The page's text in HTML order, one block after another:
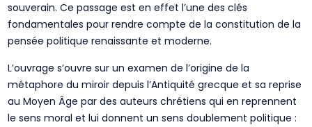
souverain. Ce passage est en effet l’une des clés
fondamentales pour rendre compte de la constitution de la
pensée politique renaissante et moderne.
L’ouvrage s’ouvre sur un examen de l’origine de la
métaphore du miroir depuis l’Antiquité grecque et sa reprise
au Moyen Âge par des auteurs chrétiens qui en reprennent
le sens moral et lui donnent un sens doublement politique :